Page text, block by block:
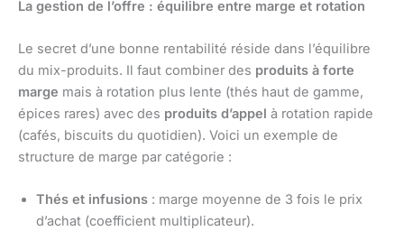
La gestion de l’offre : équilibre entre marge et rotation
Le secret d’une bonne rentabilité réside dans l’équilibre
du mix-produits. Il faut combiner des produits à forte
marge mais à rotation plus lente (thés haut de gamme,
épices rares) avec des produits d’appel à rotation rapide
(cafés, biscuits du quotidien). Voici un exemple de
structure de marge par catégorie :
Thés et infusions : marge moyenne de 3 fois le prix
d’achat (coefficient multiplicateur).